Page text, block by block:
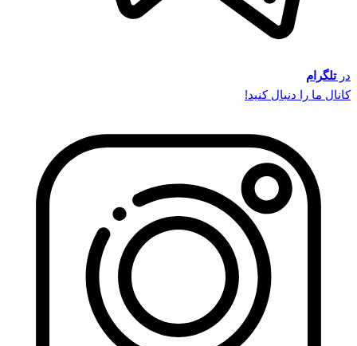
درتلگرام
کانال ما را دنبال کنید!